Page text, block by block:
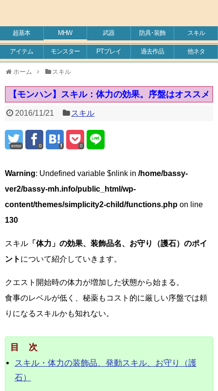
超基本 MHW 武器 防具･装飾 スキル
アイテム モンスター PTプレイ 過去作品 他ネタ
ホーム スキル
【モンハン】スキル：体力の効果。序盤はオススメ
2016/11/21 スキル
error 0 0
Warning: Undefined variable $nlink in /home/bassy-
ver2/bassy-mh.info/public_html/wp-
content/themes/simplicity2-child/functions.php on line
130
スキル 「体力」の効果、装飾品名、お守り（護石）のポイ
ント について紹介していきます。
クエスト開始時の体力が増加した状態から始まる。
食事のレベルが低く、秘薬もコスト的に厳しい序盤では頼
りになるスキルかも知れない。
目次
スキル・体力の装飾品、発動スキル、お守り（護
石）